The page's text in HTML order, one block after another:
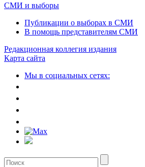
СМИ и выборы
Публикации о выборах в СМИ
В помощь представителям СМИ
Редакционная коллегия издания
Карта сайта
Мы в социальных сетях: